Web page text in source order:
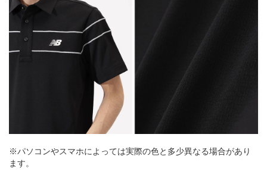
※パソコンやスマホによっては実際の色と多少異なる場合があり
ます。